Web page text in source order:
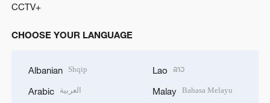
CCTV+
CHOOSE YOUR LANGUAGE
Albanian Shqip
Arabic العربية
Lao ລາວ
Malay Bahasa Melayu